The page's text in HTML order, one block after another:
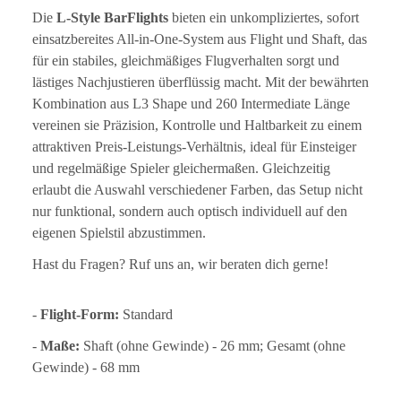
Die L-Style BarFlights bieten ein unkompliziertes, sofort
einsatzbereites All-in-One-System aus Flight und Shaft, das
für ein stabiles, gleichmäßiges Flugverhalten sorgt und
lästiges Nachjustieren überflüssig macht. Mit der bewährten
Kombination aus L3 Shape und 260 Intermediate Länge
vereinen sie Präzision, Kontrolle und Haltbarkeit zu einem
attraktiven Preis-Leistungs-Verhältnis, ideal für Einsteiger
und regelmäßige Spieler gleichermaßen. Gleichzeitig
erlaubt die Auswahl verschiedener Farben, das Setup nicht
nur funktional, sondern auch optisch individuell auf den
eigenen Spielstil abzustimmen.
Hast du Fragen? Ruf uns an, wir beraten dich gerne!
- Flight-Form: Standard
- Maße: Shaft (ohne Gewinde) - 26 mm; Gesamt (ohne
Gewinde) - 68 mm